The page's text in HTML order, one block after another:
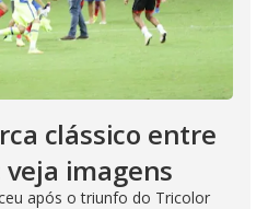
clássico entre
imagens
após o triunfo do Tricolor